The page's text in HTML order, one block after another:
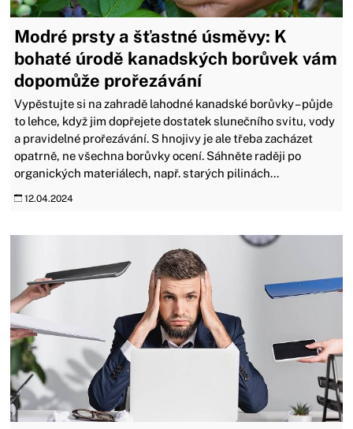
Modré prsty a šťastné úsměvy: K
bohaté úrodě kanadských borůvek vám
dopomůže prořezávání
Vypěstujte si na zahradě lahodné kanadské borůvky – půjde
to lehce, když jim dopřejete dostatek slunečního svitu, vody
a pravidelné prořezávání. S hnojivy je ale třeba zacházet
opatrně, ne všechna borůvky ocení. Sáhněte raději po
organických materiálech, např. starých pilinách...
12.04.2024